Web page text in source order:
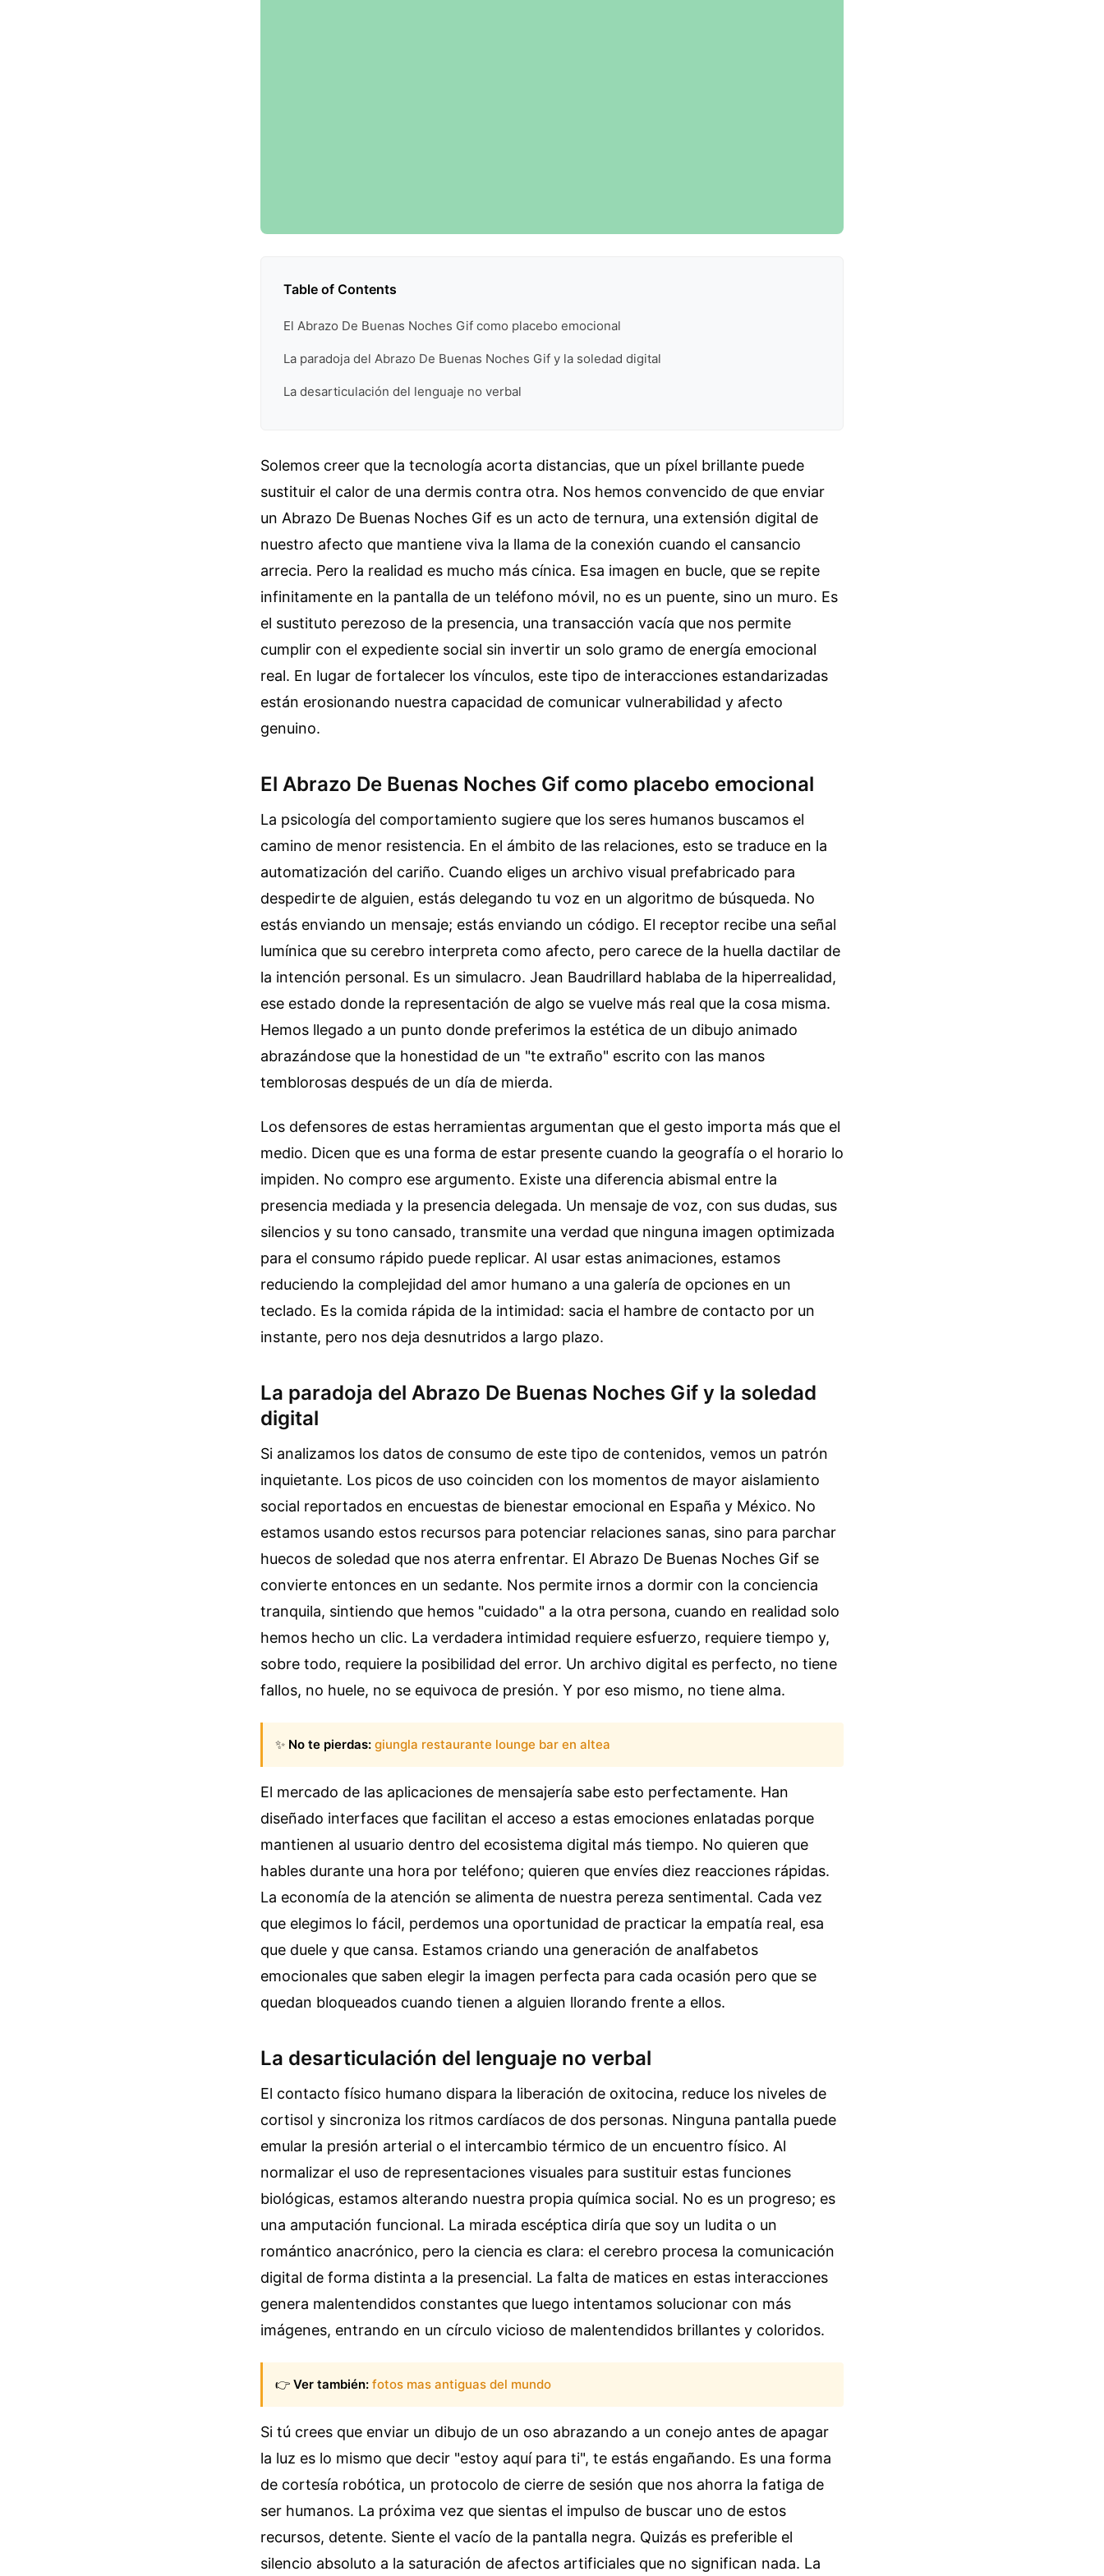
Table of Contents
El Abrazo De Buenas Noches Gif como placebo emocional
La paradoja del Abrazo De Buenas Noches Gif y la soledad digital
La desarticulación del lenguaje no verbal
Solemos creer que la tecnología acorta distancias, que un píxel brillante puede
sustituir el calor de una dermis contra otra. Nos hemos convencido de que enviar
un Abrazo De Buenas Noches Gif es un acto de ternura, una extensión digital de
nuestro afecto que mantiene viva la llama de la conexión cuando el cansancio
arrecia. Pero la realidad es mucho más cínica. Esa imagen en bucle, que se repite
infinitamente en la pantalla de un teléfono móvil, no es un puente, sino un muro. Es
el sustituto perezoso de la presencia, una transacción vacía que nos permite
cumplir con el expediente social sin invertir un solo gramo de energía emocional
real. En lugar de fortalecer los vínculos, este tipo de interacciones estandarizadas
están erosionando nuestra capacidad de comunicar vulnerabilidad y afecto
genuino.
El Abrazo De Buenas Noches Gif como placebo emocional
La psicología del comportamiento sugiere que los seres humanos buscamos el
camino de menor resistencia. En el ámbito de las relaciones, esto se traduce en la
automatización del cariño. Cuando eliges un archivo visual prefabricado para
despedirte de alguien, estás delegando tu voz en un algoritmo de búsqueda. No
estás enviando un mensaje; estás enviando un código. El receptor recibe una señal
lumínica que su cerebro interpreta como afecto, pero carece de la huella dactilar de
la intención personal. Es un simulacro. Jean Baudrillard hablaba de la hiperrealidad,
ese estado donde la representación de algo se vuelve más real que la cosa misma.
Hemos llegado a un punto donde preferimos la estética de un dibujo animado
abrazándose que la honestidad de un "te extraño" escrito con las manos
temblorosas después de un día de mierda.
Los defensores de estas herramientas argumentan que el gesto importa más que el
medio. Dicen que es una forma de estar presente cuando la geografía o el horario lo
impiden. No compro ese argumento. Existe una diferencia abismal entre la
presencia mediada y la presencia delegada. Un mensaje de voz, con sus dudas, sus
silencios y su tono cansado, transmite una verdad que ninguna imagen optimizada
para el consumo rápido puede replicar. Al usar estas animaciones, estamos
reduciendo la complejidad del amor humano a una galería de opciones en un
teclado. Es la comida rápida de la intimidad: sacia el hambre de contacto por un
instante, pero nos deja desnutridos a largo plazo.
La paradoja del Abrazo De Buenas Noches Gif y la soledad
digital
Si analizamos los datos de consumo de este tipo de contenidos, vemos un patrón
inquietante. Los picos de uso coinciden con los momentos de mayor aislamiento
social reportados en encuestas de bienestar emocional en España y México. No
estamos usando estos recursos para potenciar relaciones sanas, sino para parchar
huecos de soledad que nos aterra enfrentar. El Abrazo De Buenas Noches Gif se
convierte entonces en un sedante. Nos permite irnos a dormir con la conciencia
tranquila, sintiendo que hemos "cuidado" a la otra persona, cuando en realidad solo
hemos hecho un clic. La verdadera intimidad requiere esfuerzo, requiere tiempo y,
sobre todo, requiere la posibilidad del error. Un archivo digital es perfecto, no tiene
fallos, no huele, no se equivoca de presión. Y por eso mismo, no tiene alma.
✨ No te pierdas: giungla restaurante lounge bar en altea
El mercado de las aplicaciones de mensajería sabe esto perfectamente. Han
diseñado interfaces que facilitan el acceso a estas emociones enlatadas porque
mantienen al usuario dentro del ecosistema digital más tiempo. No quieren que
hables durante una hora por teléfono; quieren que envíes diez reacciones rápidas.
La economía de la atención se alimenta de nuestra pereza sentimental. Cada vez
que elegimos lo fácil, perdemos una oportunidad de practicar la empatía real, esa
que duele y que cansa. Estamos criando una generación de analfabetos
emocionales que saben elegir la imagen perfecta para cada ocasión pero que se
quedan bloqueados cuando tienen a alguien llorando frente a ellos.
La desarticulación del lenguaje no verbal
El contacto físico humano dispara la liberación de oxitocina, reduce los niveles de
cortisol y sincroniza los ritmos cardíacos de dos personas. Ninguna pantalla puede
emular la presión arterial o el intercambio térmico de un encuentro físico. Al
normalizar el uso de representaciones visuales para sustituir estas funciones
biológicas, estamos alterando nuestra propia química social. No es un progreso; es
una amputación funcional. La mirada escéptica diría que soy un ludita o un
romántico anacrónico, pero la ciencia es clara: el cerebro procesa la comunicación
digital de forma distinta a la presencial. La falta de matices en estas interacciones
genera malentendidos constantes que luego intentamos solucionar con más
imágenes, entrando en un círculo vicioso de malentendidos brillantes y coloridos.
👉 Ver también: fotos mas antiguas del mundo
Si tú crees que enviar un dibujo de un oso abrazando a un conejo antes de apagar
la luz es lo mismo que decir "estoy aquí para ti", te estás engañando. Es una forma
de cortesía robótica, un protocolo de cierre de sesión que nos ahorra la fatiga de
ser humanos. La próxima vez que sientas el impulso de buscar uno de estos
recursos, detente. Siente el vacío de la pantalla negra. Quizás es preferible el
silencio absoluto a la saturación de afectos artificiales que no significan nada. La